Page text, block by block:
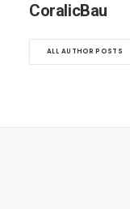
CoralicBau
ALL AUTHOR POSTS